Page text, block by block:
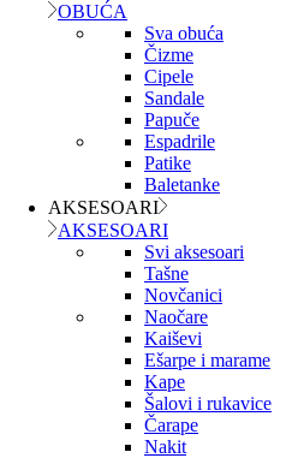
OBUĆA
Sva obuća
Čizme
Cipele
Sandale
Papuče
Espadrile
Patike
Baletanke
AKSESOARI
AKSESOARI
Svi aksesoari
Tašne
Novčanici
Naočare
Kaiševi
Ešarpe i marame
Kape
Šalovi i rukavice
Čarape
Nakit